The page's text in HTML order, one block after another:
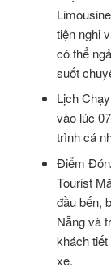
tiện nghi
có thể
suốt
Lịch
vào lúc
trình cá
Điểm
Tourist
đầu bến,
Nẵng và
khách
xe.